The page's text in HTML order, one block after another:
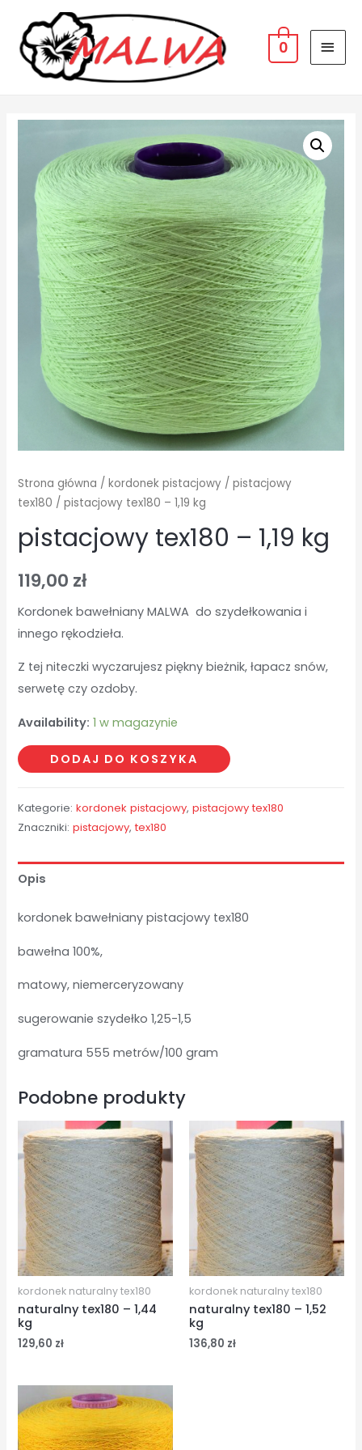
0
Strona główna /kordonek pistacjowy /pistacjowy
tex180 / pistacjowy tex180 – 1,19 kg
pistacjowy tex180 – 1,19 kg
119,00 zł
Kordonek bawełniany MALWA do szydełkowania i
innego rękodzieła.
Z tej niteczki wyczarujesz piękny bieżnik, łapacz snów,
serwetę czy ozdoby.
Availability: 1 w magazynie
ilość
pistacjowy
-
kg
DODAJ DO KOSZYKA
Kategorie:kordonek pistacjowy,pistacjowy tex180
Znaczniki:pistacjowy,tex180
Opis
kordonek bawełniany pistacjowy tex180
bawełna 100%,
matowy, niemerceryzowany
sugerowanie szydełko 1,25-1,5
gramatura 555 metrów/100 gram
Podobne produkty
kordonek naturalny tex180
naturalny tex180 – 1,44
kg
129,60 zł
kordonek naturalny tex180
naturalny tex180 – 1,52
kg
136,80 zł